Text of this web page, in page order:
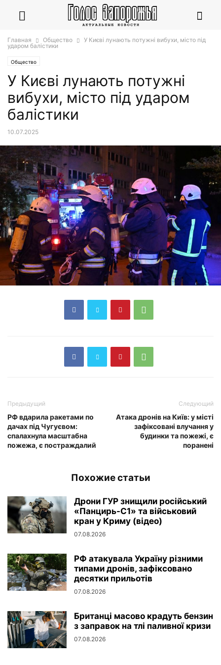
Главная Общество
У Києві лунають потужні вибухи, місто під
ударом балістики
Общество
У Києві лунають потужні
вибухи, місто під ударом
балістики
10.07.2025
Предыдущий
РФ вдарила ракетами по
дачах під Чугуєвом:
спалахнула масштабна
пожежа, є постраждалий
Следующий
Атака дронів на Київ: у місті
зафіксовані влучання у
будинки та пожежі, є
поранені
Похожие статьи
Дрони ГУР знищили російський
«Панцирь-С1» та військовий
кран у Криму (відео)
07.08.2026
РФ атакувала Україну різними
типами дронів, зафіксовано
десятки прильотів
07.08.2026
Британці масово крадуть бензин
з заправок на тлі паливної кризи
07.08.2026